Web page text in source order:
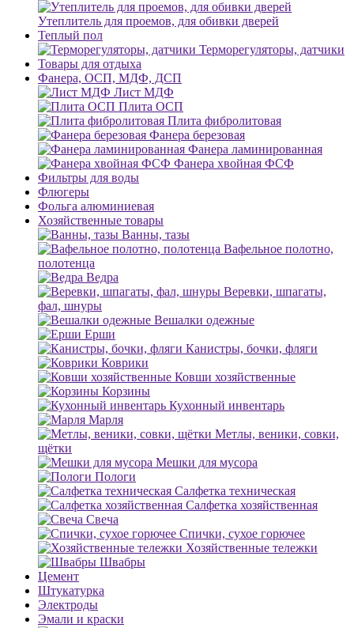
Утеплитель для проемов, для обивки дверей
Теплый пол
Терморегуляторы, датчики
Товары для отдыха
Фанера, ОСП, МДФ, ДСП
Лист МДФ
Плита ОСП
Плита фибролитовая
Фанера березовая
Фанера ламинированная
Фанера хвойная ФСФ
Фильтры для воды
Флюгеры
Фольга алюминиевая
Хозяйственные товары
Ванны, тазы
Вафельное полотно,
полотенца
Ведра
Веревки, шпагаты,
фал, шнуры
Вешалки одежные
Ерши
Канистры, бочки, фляги
Коврики
Ковши хозяйственные
Корзины
Кухонный инвентарь
Марля
Метлы, веники, совки,
щётки
Мешки для мусора
Пологи
Салфетка техническая
Салфетка хозяйственная
Свеча
Спички, сухое горючее
Хозяйственные тележки
Швабры
Цемент
Штукатурка
Электроды
Эмали и краски